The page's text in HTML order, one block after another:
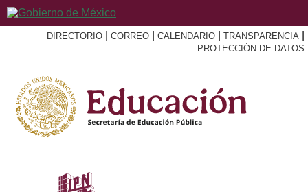
DIRECTORIO CORREO CALENDARIO TRANSPARENCIA
PROTECCIÓN DE DATOS